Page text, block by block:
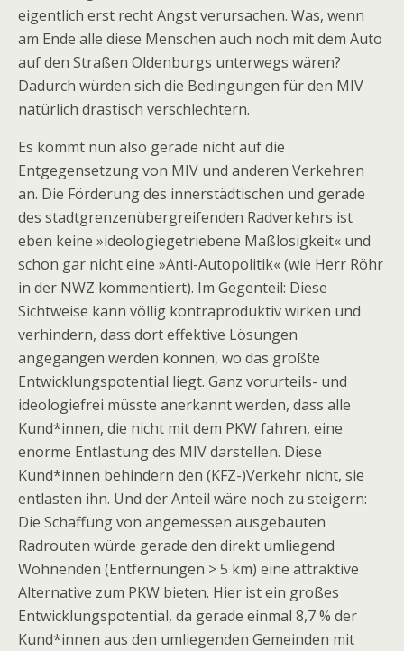
eigentlich erst recht Angst verursachen. Was, wenn
am Ende alle diese Menschen auch noch mit dem Auto
auf den Straßen Oldenburgs unterwegs wären?
Dadurch würden sich die Bedingungen für den MIV
natürlich drastisch verschlechtern.
Es kommt nun also gerade nicht auf die
Entgegensetzung von MIV und anderen Verkehren
an. Die Förderung des innerstädtischen und gerade
des stadtgrenzenübergreifenden Radverkehrs ist
eben keine »ideologiegetriebene Maßlosigkeit« und
schon gar nicht eine »Anti-Autopolitik« (wie Herr Röhr
in der NWZ kommentiert). Im Gegenteil: Diese
Sichtweise kann völlig kontraproduktiv wirken und
verhindern, dass dort effektive Lösungen
angegangen werden können, wo das größte
Entwicklungspotential liegt. Ganz vorurteils- und
ideologiefrei müsste anerkannt werden, dass alle
Kund*innen, die nicht mit dem PKW fahren, eine
enorme Entlastung des MIV darstellen. Diese
Kund*innen behindern den (KFZ-)Verkehr nicht, sie
entlasten ihn. Und der Anteil wäre noch zu steigern:
Die Schaffung von angemessen ausgebauten
Radrouten würde gerade den direkt umliegend
Wohnenden (Entfernungen > 5 km) eine attraktive
Alternative zum PKW bieten. Hier ist ein großes
Entwicklungspotential, da gerade einmal 8,7 % der
Kund*innen aus den umliegenden Gemeinden mit